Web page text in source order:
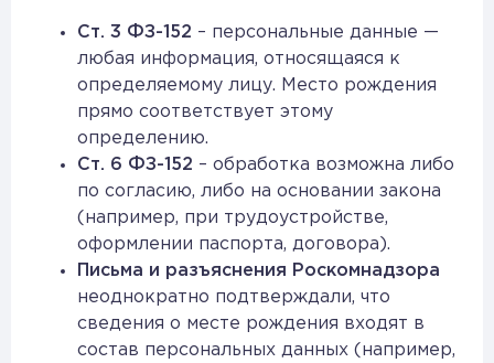
Ст. 3 ФЗ-152 – персональные данные —
любая информация, относящаяся к
определяемому лицу. Место рождения
прямо соответствует этому
определению.
Ст. 6 ФЗ-152 – обработка возможна либо
по согласию, либо на основании закона
(например, при трудоустройстве,
оформлении паспорта, договора).
Письма и разъяснения Роскомнадзора
неоднократно подтверждали, что
сведения о месте рождения входят в
состав персональных данных (например,